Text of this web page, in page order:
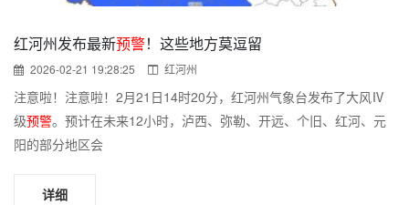
红河州发布最新预警！这些地方莫逗留
2026-02-21 19:28:25 红河州
注意啦！注意啦！2月21日14时20分，红河州气象台发布了大风Ⅳ
级预警。预计在未来12小时，泸西、弥勒、开远、个旧、红河、元
阳的部分地区会
详细